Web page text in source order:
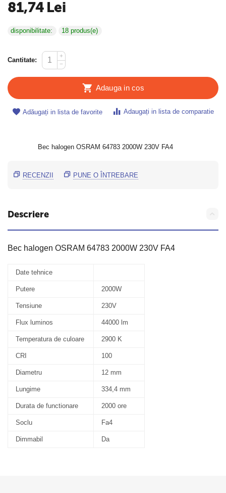
81,74 Lei
disponibilitate: 18 produs(e)
Cantitate:
+
−
Adauga in cos
Adăugați in lista de favorite Adaugați in lista de comparatie
Bec halogen OSRAM 64783 2000W 230V FA4
RECENZII PUNE O ÎNTREBARE
Descriere
Bec halogen OSRAM 64783 2000W 230V FA4
Date tehnice
Putere 2000W
Tensiune 230V
Flux luminos 44000 lm
Temperatura de culoare 2900 K
CRI 100
Diametru 12 mm
Lungime 334,4 mm
Durata de functionare 2000 ore
Soclu Fa4
Dimmabil Da